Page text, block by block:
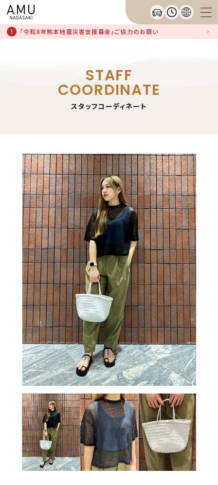
「令和8年熊本地震災害支援募金」ご協力のお願い
STAFF
COORDINATE
スタッフコーディネート